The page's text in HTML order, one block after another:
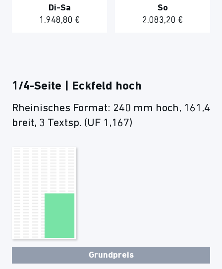
Di-Sa
1.948,80 €
So
2.083,20 €
1/4-Seite | Eckfeld hoch
Rheinisches Format: 240 mm hoch, 161,4
breit, 3 Textsp. (UF 1,167)
Grundpreis